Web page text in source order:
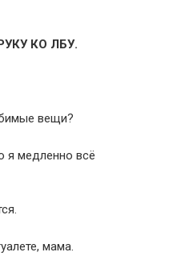
КО ЛБУ.
вещи?
я медленно всё
мама.